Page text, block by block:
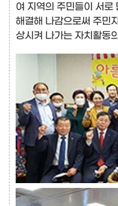
여 지역의 주민들이 서로
해결해 나감으로써 주민
상시켜 나가는 자치활동